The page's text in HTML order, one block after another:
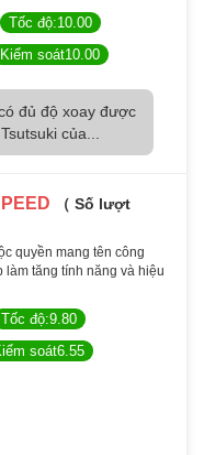
Tốc độ:10.00
Kiểm soát10.00
đủ độ xoay được
của...
（ Số lượt
quyền mang tên công
làm tăng tính năng và hiệu
Tốc độ:9.80
soát6.55